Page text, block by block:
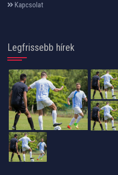
Kapcsolat
Legfrissebb hírek